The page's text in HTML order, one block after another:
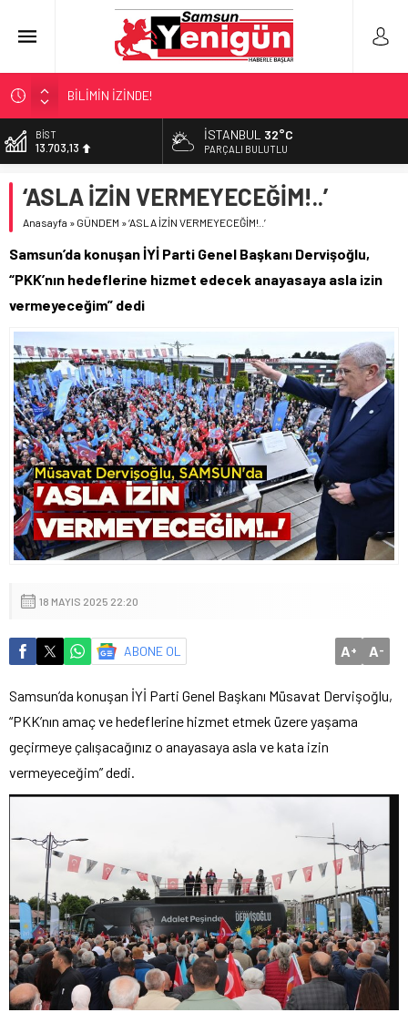
TIR’A ‘ZEHİR’ BASKINI!
FECİ SON!
UÇURUMDA CAN PAZARI!
BİLİMİN İZİNDE!
BİST
13.703,13
47,5844
EURO
6.529,72
İSTANBUL 32°C
PARÇALI BULUTLU
‘ASLA İZİN VERMEYECEĞİM!..’
Anasayfa » GÜNDEM »‘ASLA İZİN VERMEYECEĞİM!..’
Samsun’da konuşan İYİ Parti Genel Başkanı Dervişoğlu,
“PKK’nın hedeflerine hizmet edecek anayasaya asla izin
vermeyeceğim” dedi
18 MAYIS 2025 22:20
ABONE OL A+ A-
Samsun’da konuşan İYİ Parti Genel Başkanı Müsavat Dervişoğlu,
“PKK’nın amaç ve hedeflerine hizmet etmek üzere yaşama
geçirmeye çalışacağınız o anayasaya asla ve kata izin
vermeyeceğim” dedi.